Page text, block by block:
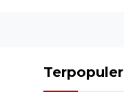
Terpopuler